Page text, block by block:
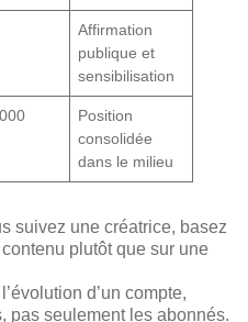
Affirmation
publique et
sensibilisation
Position
consolidée
dans le milieu
suivez une créatrice, basez
plutôt que sur une
d’un compte,
pas seulement les abonnés.